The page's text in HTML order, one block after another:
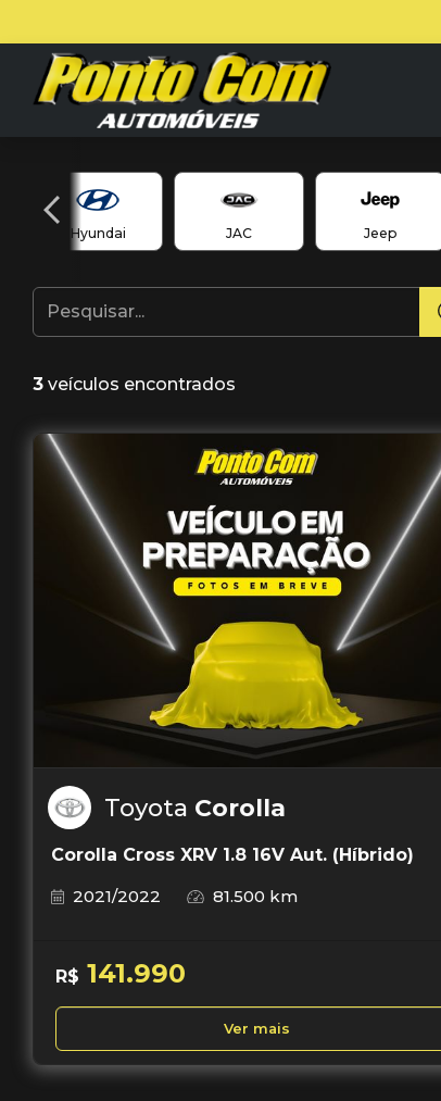
Hyundai JAC Jeep
3 veículos encontrados
Toyota Corolla
Corolla Cross XRV 1.8 16V Aut. (Híbrido)
2021/2022
81.500 km
R$ 141.990
Ver mais